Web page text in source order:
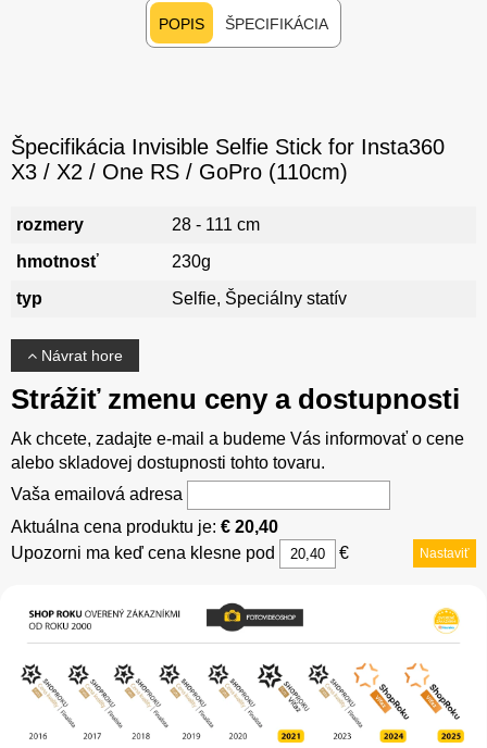
POPIS ŠPECIFIKÁCIA
Špecifikácia Invisible Selfie Stick for Insta360
X3 / X2 / One RS / GoPro (110cm)
rozmery
28 - 111 cm
hmotnosť
230g
typ
Selfie, Špeciálny statív
Návrat hore
Strážiť zmenu ceny a dostupnosti
Ak chcete, zadajte e-mail a budeme Vás informovať o cene
alebo skladovej dostupnosti tohto tovaru.
Vaša emailová adresa
Aktuálna cena produktu je: € 20,40
Upozorni ma keď cena klesne pod
€ Nastaviť